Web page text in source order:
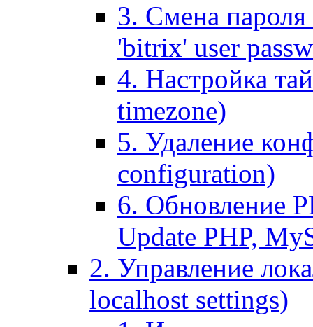
3. Смена пароля
'bitrix' user
4. Настройка
timezone)
5. Удаление
configuration)
6. Обновление
Update PHP,
2. Управление
localhost settings)